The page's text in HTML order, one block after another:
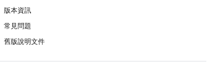
版本資訊
常見問題
舊版說明文件